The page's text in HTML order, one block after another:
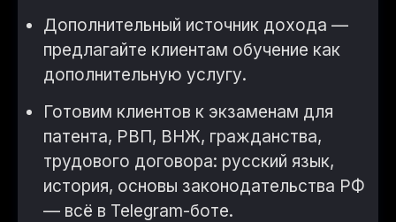
Дополнительный источник дохода —
предлагайте клиентам обучение как
дополнительную услугу.
Готовим клиентов к экзаменам для
патента, РВП, ВНЖ, гражданства,
трудового договора: русский язык,
история, основы законодательства РФ
— всё в Telegram-боте.